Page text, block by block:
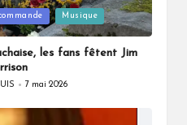
Musique
les fans fêtent Jim
7 mai 2026